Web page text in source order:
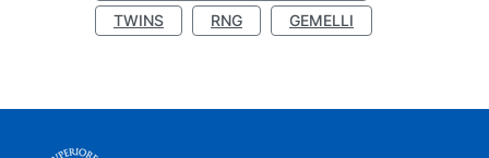
TWINS
RNG GEMELLI